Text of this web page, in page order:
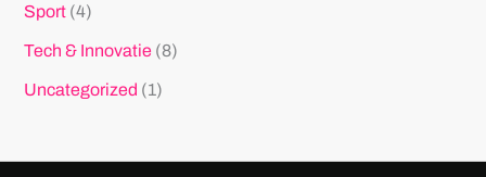
Sport(4)
Tech & Innovatie(8)
Uncategorized (1)